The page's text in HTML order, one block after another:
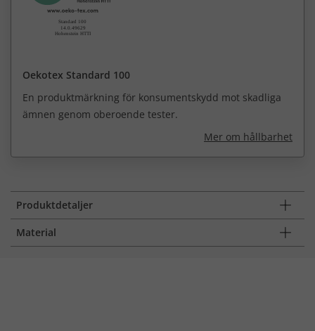
Oekotex Standard 100
En produktmärkning för konsumentskydd mot skadliga
ämnen genom oberoende tester.
Mer om hållbarhet
Produktdetaljer
Material